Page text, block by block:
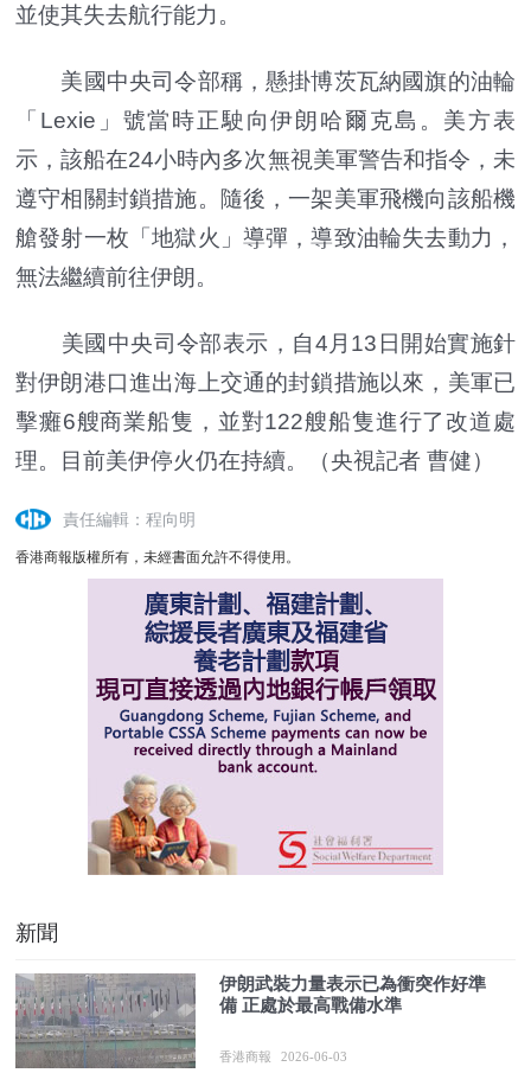
並使其失去航行能力。
美國中央司令部稱，懸掛博茨瓦納國旗的油輪
「Lexie」號當時正駛向伊朗哈爾克島。美方表
示，該船在24小時內多次無視美軍警告和指令，未
遵守相關封鎖措施。隨後，一架美軍飛機向該船機
艙發射一枚「地獄火」導彈，導致油輪失去動力，
無法繼續前往伊朗。
美國中央司令部表示，自4月13日開始實施針
對伊朗港口進出海上交通的封鎖措施以來，美軍已
擊癱6艘商業船隻，並對122艘船隻進行了改道處
理。目前美伊停火仍在持續。（央視記者 曹健）
責任編輯：程向明
香港商報版權所有，未經書面允許不得使用。
新聞
伊朗武裝力量表示已為衝突作好準
備 正處於最高戰備水準
香港商報 2026-06-03